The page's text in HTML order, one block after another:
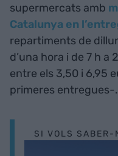
supermercats amb
Catalunya en
repartiments de
d’una hora i de 7 h a
entre els 3,50 i 6,95
primeres entregues-.
SI VOLS SABER-